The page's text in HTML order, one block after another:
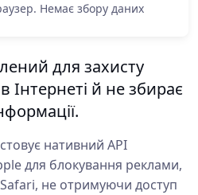
Немає збору даних
для захисту
Інтернеті й не збирає
нативний API
для блокування реклами,
не отримуючи доступ